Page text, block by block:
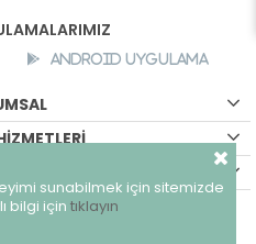
Android Uygulama
hakları saklıdır.
sunabilmek için sitemizde
bilgi için tıklayın